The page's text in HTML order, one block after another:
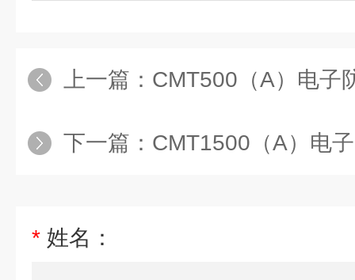
上一篇： CMT500（A）电子防潮柜,电
下一篇： CMT1500（A）电子防潮柜
* 姓名：